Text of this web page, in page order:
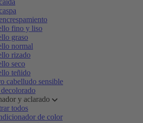
fino y liso
graso
normal
rizado
seco
teñido
cabelludo sensible
y aclarado
todos
de color